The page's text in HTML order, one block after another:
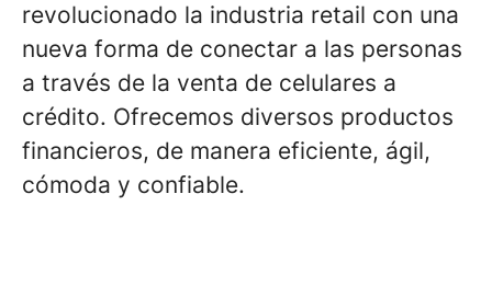
revolucionado la industria retail con una
nueva forma de conectar a las personas
a través de la venta de celulares a
crédito. Ofrecemos diversos productos
financieros, de manera eficiente, ágil,
cómoda y confiable.